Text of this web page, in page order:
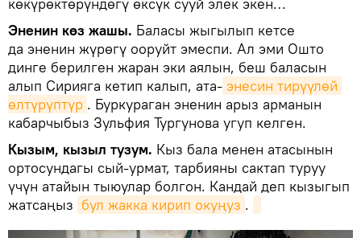
Эненин көз жашы. Баласы жыгылып кетсе
да эненин жүрөгү ооруйт эмеспи. Ал эми Ошто
динге берилген жаран эки аялын, беш баласын
алып Сирияга кетип калып, ата- энесин тирүүлөй
өлтүрүптүр . Буркураган эненин арыз арманын
кабарчыбыз Зульфия Тургунова угуп келген.
Кызым, кызыл тузум. Кыз бала менен атасынын
ортосундагы сый-урмат, тарбияны сактап туруу
үчүн атайын тыюулар болгон. Кандай деп кызыгып
жатсаңыз бул жакка кирип окуңуз .